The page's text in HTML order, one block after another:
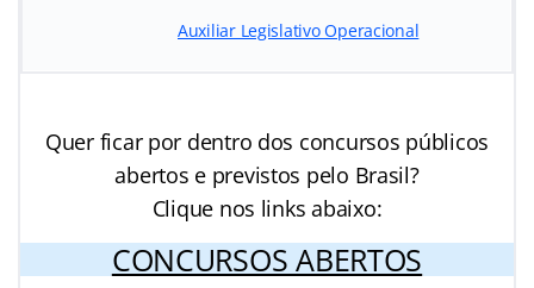
Auxiliar Legislativo Operacional
Quer ficar por dentro dos concursos públicos
abertos e previstos pelo Brasil?
Clique nos links abaixo:
CONCURSOS ABERTOS